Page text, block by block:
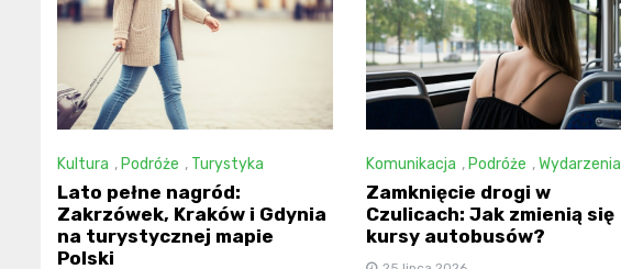
Kultura , Podróże , Turystyka
Lato pełne nagród:
Zakrzówek, Kraków i Gdynia
na turystycznej mapie
Polski
Komunikacja , Podróże ,Wydarzenia
Zamknięcie drogi w
Czulicach: Jak zmienią się
kursy autobusów?